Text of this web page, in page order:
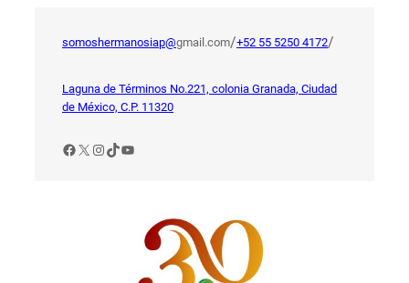
somoshermanosiap@gmail.com/+52 55 5250 4172/
Laguna de Términos No.221, colonia Granada, Ciudad
de México, C.P. 11320
Facebook
X Instagram
TikTok
YouTube